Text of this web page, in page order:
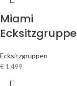
Miami
Ecksitzgruppe
Ecksitzgruppen
€ 1.499